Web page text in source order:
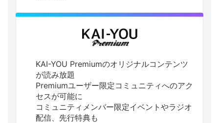
KAI-YOU Premiumのオリジナルコンテンツ
が読み放題
Premiumユーザー限定コミュニティへのアク
セスが可能に
コミュニティメンバー限定イベントやラジオ
配信、先行特典も